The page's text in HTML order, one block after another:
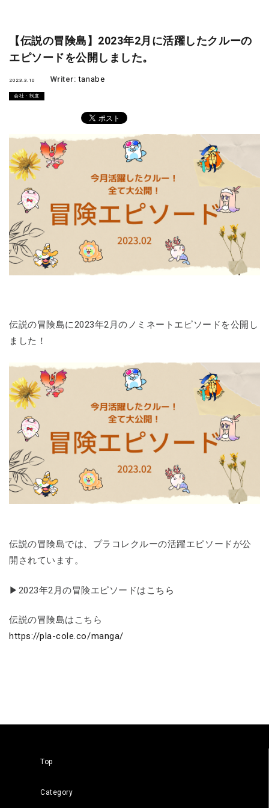
【伝説の冒険島】2023年2月に活躍したクルーの
エピソードを公開しました。
2023.3.10 Writer: tanabe
会社・制度
伝説の冒険島に2023年2月のノミネートエピソードを公開し
ました！
伝説の冒険島では、プラコレクルーの活躍エピソードが公
開されています。
▶︎2023年2月の冒険エピソードは こちら
伝説の冒険島はこちら
https://pla-cole.co/manga/
Top
Category